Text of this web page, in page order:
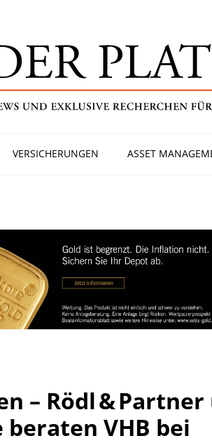
VERSICHERUNGEN ASSET
– Rödl & Partner
beraten VHB bei